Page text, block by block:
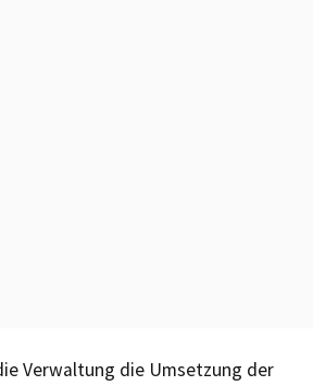
Verwaltung die Umsetzung der